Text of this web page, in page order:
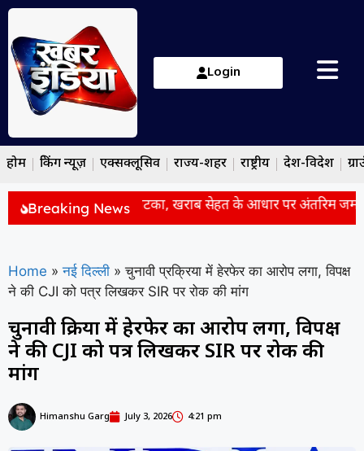
Login
होम ब्रेकिंग न्यूज़ एक्सक्लूसिव राज्य-शहर राष्ट्रीय देश-विदेश
Breaking News
से आसाराम को बड़ा झटका, खराब सेहत के आधार पर अंतरिम जमानत
Home » नई दिल्ली » चुनावी प्रक्रिया में हेरफेर का आरोप लगा, विपक्ष
ने की CJI को पत्र लिखकर SIR पर रोक की मांग
चुनावी प्रक्रिया में हेरफेर का आरोप लगा, विपक्ष
ने की CJI को पत्र लिखकर SIR पर रोक की
मांग
Himanshu Garg July 3, 2026 4:21 pm